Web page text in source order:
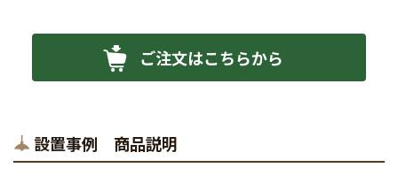
ご注文はこちらから
設置事例 商品説明